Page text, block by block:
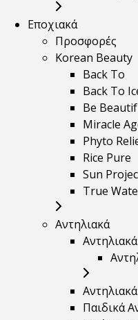
Εποχιακά
Προσφορές
Korean Beauty
Back To
Back To
Be
Miracle
Phyto
Rice Pure
Sun
True
Αντηλιακά
Παιδικά